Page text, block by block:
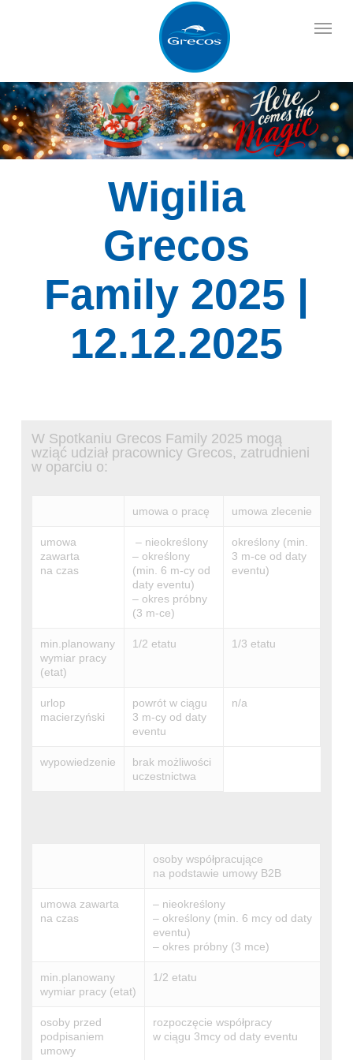
Wigilia
Grecos
Family 2025 |
12.12.2025
W Spotkaniu Grecos Family 2025 mogą
wziąć udział pracownicy Grecos, zatrudnieni
w oparciu o:
umowa o pracę umowa zlecenie
umowa
zawarta
na czas
– nieokreślony
– określony
(min. 6 m-cy od
daty eventu)
– okres próbny
(3 m-ce)
określony (min.
3 m-ce od daty
eventu)
min.planowany
wymiar pracy
(etat)
1/2 etatu 1/3 etatu
urlop
macierzyński
powrót w ciągu
3 m-cy od daty
eventu
n/a
wypowiedzenie
brak możliwości
uczestnictwa
osoby współpracujące
na podstawie umowy B2B
umowa zawarta
na czas
– nieokreślony
– określony (min. 6 mcy od daty
eventu)
– okres próbny (3 mce)
min.planowany
wymiar pracy (etat)
1/2 etatu
osoby przed
podpisaniem
umowy
rozpoczęcie współpracy
w ciągu 3mcy od daty eventu